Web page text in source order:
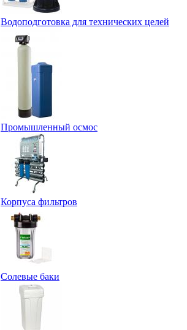
Водоподготовка для технических целей
Промышленный осмос
Корпуса фильтров
Солевые баки